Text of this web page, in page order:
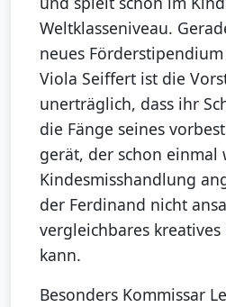
Weltklasseniveau.
neues
Viola Seiffert ist die
unerträglich, dass ihr
die Fänge seines
gerät, der schon einmal
Kindesmisshandlung
der Ferdinand nicht
vergleichbares
kann.
Besonders Kommissar